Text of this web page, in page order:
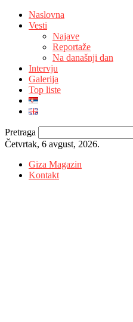
Naslovna
Vesti
Najave
Reportaže
Na današnji dan
Intervju
Galerija
Top liste
Pretraga
Četvrtak, 6 avgust, 2026.
Giza Magazin
Kontakt